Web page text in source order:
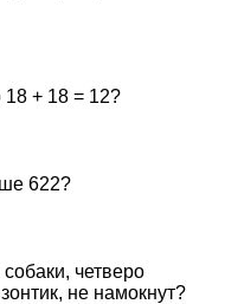
18 + 18 = 12?
622?
четверо
не намокнут?